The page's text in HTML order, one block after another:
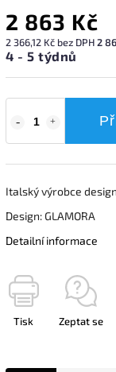
2 863 Kč
2 366,12 Kč bez DPH2
4 - 5 týdnů
Italský výrobce
Design: GLAMORA
Detailní informace
Tisk Zeptat se